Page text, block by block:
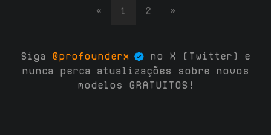
« 1 2 »
Siga @profounderx
no X (Twitter) e
nunca perca atualizações sobre novos
modelos GRATUITOS!